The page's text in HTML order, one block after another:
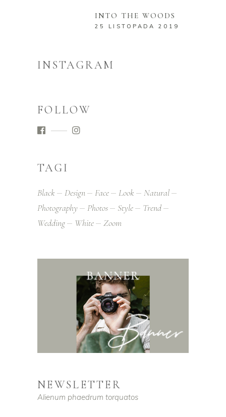
INTO THE WOODS
25 LISTOPADA 2019
INSTAGRAM
FOLLOW
TAGI
Black Design Face Look
Natural
Photography
Photos Style
Trend
Wedding
White Zoom
NEWSLETTER
Alienum phaedrum torquatos